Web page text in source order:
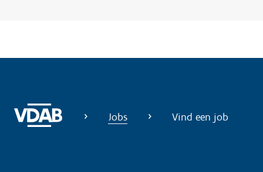
Jobs Vind een job